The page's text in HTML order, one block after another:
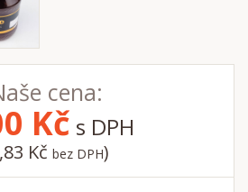
cena:
Kč s DPH
Kč bez DPH)